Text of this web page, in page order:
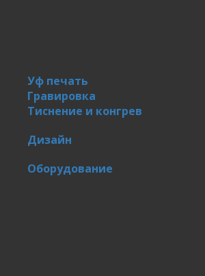
Уф печать
Гравировка
Тиснение и конгрев
Дизайн
Оборудование